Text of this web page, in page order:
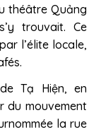
théâtre Quảng
trouvait. Ce
l’élite locale,
Tạ Hiện, en
du mouvement
la rue